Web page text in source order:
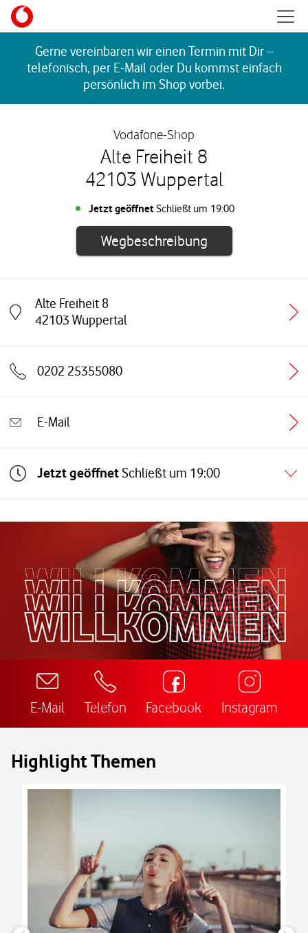
Skip to content
Gerne vereinbaren wir einen Termin mit Dir –
telefonisch, per E-Mail oder Du kommst einfach
persönlich im Shop vorbei.
Vodafone-Shop
Alte Freiheit 8
42103 Wuppertal
Jetzt geöffnetSchließt um 19:00
WegbeschreibungLink öffnet in
Alte Freiheit 8
42103 Wuppertal
Link öffnet in einem neuen Tab
0202 25355080
E-Mail
Jetzt geöffnet Schließt um 19:00
E-Mail Telefon Facebook Instagram
Highlight Themen